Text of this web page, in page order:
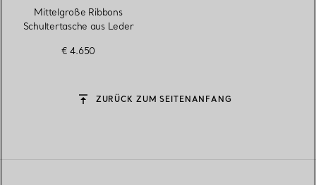
Mittelgroße Ribbons
Schultertasche aus Leder
€ 4.650
ZURÜCK ZUM SEITENANFANG